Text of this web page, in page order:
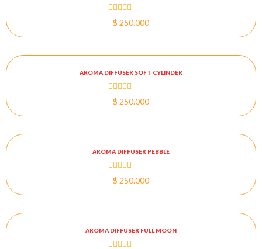
Valorado
con
0
$ 250.000
AROMA DIFFUSER SOFT CYLINDER
Valorado
con
0
$ 250.000
AROMA DIFFUSER PEBBLE
Valorado
con
0
$ 250.000
AROMA DIFFUSER FULL MOON